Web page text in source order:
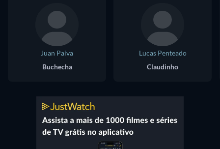
Juan Paiva
Buchecha
Lucas Penteado
Claudinho